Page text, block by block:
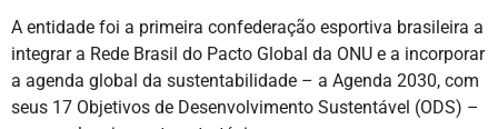
A entidade foi a primeira confederação esportiva brasileira a
integrar a Rede Brasil do Pacto Global da ONU e a incorporar
a agenda global da sustentabilidade – a Agenda 2030, com
seus 17 Objetivos de Desenvolvimento Sustentável (ODS) –